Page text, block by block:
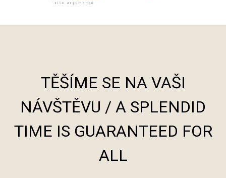
TĚŠÍME SE NA VAŠI
NÁVŠTĚVU / A SPLENDID
TIME IS GUARANTEED FOR
ALL